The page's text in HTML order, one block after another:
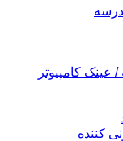
عینک کامپیوتر
کننده